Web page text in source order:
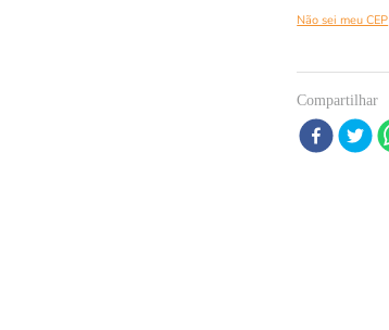
Não sei meu CEP
Compartilhar